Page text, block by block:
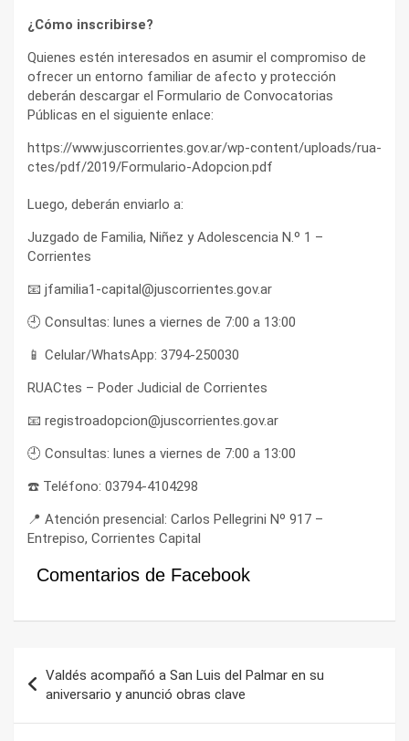
¿Cómo inscribirse?
Quienes estén interesados en asumir el compromiso de
ofrecer un entorno familiar de afecto y protección
deberán descargar el Formulario de Convocatorias
Públicas en el siguiente enlace:
https://www.juscorrientes.gov.ar/wp-content/uploads/rua-
ctes/pdf/2019/Formulario-Adopcion.pdf
Luego, deberán enviarlo a:
Juzgado de Familia, Niñez y Adolescencia N.º 1 –
Corrientes
📧 jfamilia1-capital@juscorrientes.gov.ar
🕘 Consultas: lunes a viernes de 7:00 a 13:00
📱 Celular/WhatsApp: 3794-250030
RUACtes – Poder Judicial de Corrientes
📧 registroadopcion@juscorrientes.gov.ar
🕘 Consultas: lunes a viernes de 7:00 a 13:00
☎️ Teléfono: 03794-4104298
📍 Atención presencial: Carlos Pellegrini Nº 917 –
Entrepiso, Corrientes Capital
Comentarios de Facebook
de
entradas
Valdés acompañó a San Luis del Palmar en su
aniversario y anunció obras clave